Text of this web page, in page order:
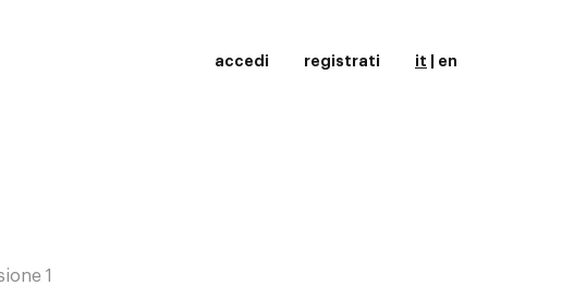
accedi registrati it en
1